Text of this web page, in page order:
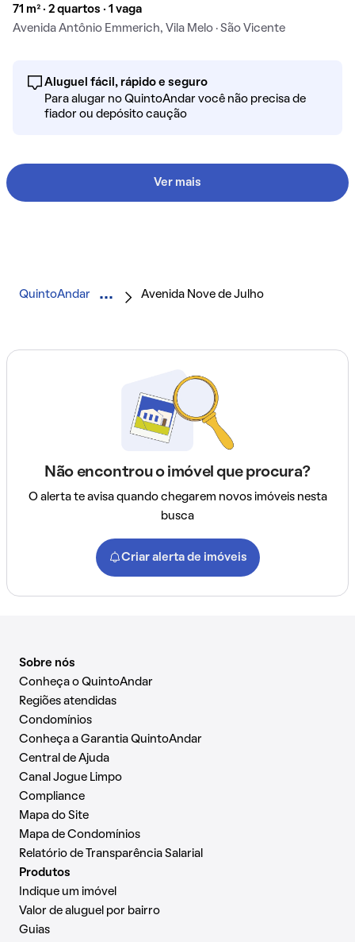
71 m² · 2 quartos · 1 vaga
Avenida Antônio Emmerich, Vila Melo · São Vicente
Aluguel fácil, rápido e seguro
Para alugar no QuintoAndar você não precisa de
fiador ou depósito caução
Ver mais
QuintoAndar Avenida Nove de Julho
Não encontrou o imóvel que procura?
O alerta te avisa quando chegarem novos imóveis nesta
busca
Criar alerta de imóveis
Sobre nós
Conheça o QuintoAndar
Regiões atendidas
Condomínios
Conheça a Garantia QuintoAndar
Central de Ajuda
Canal Jogue Limpo
Compliance
Mapa do Site
Mapa de Condomínios
Relatório de Transparência Salarial
Produtos
Indique um imóvel
Valor de aluguel por bairro
Guias